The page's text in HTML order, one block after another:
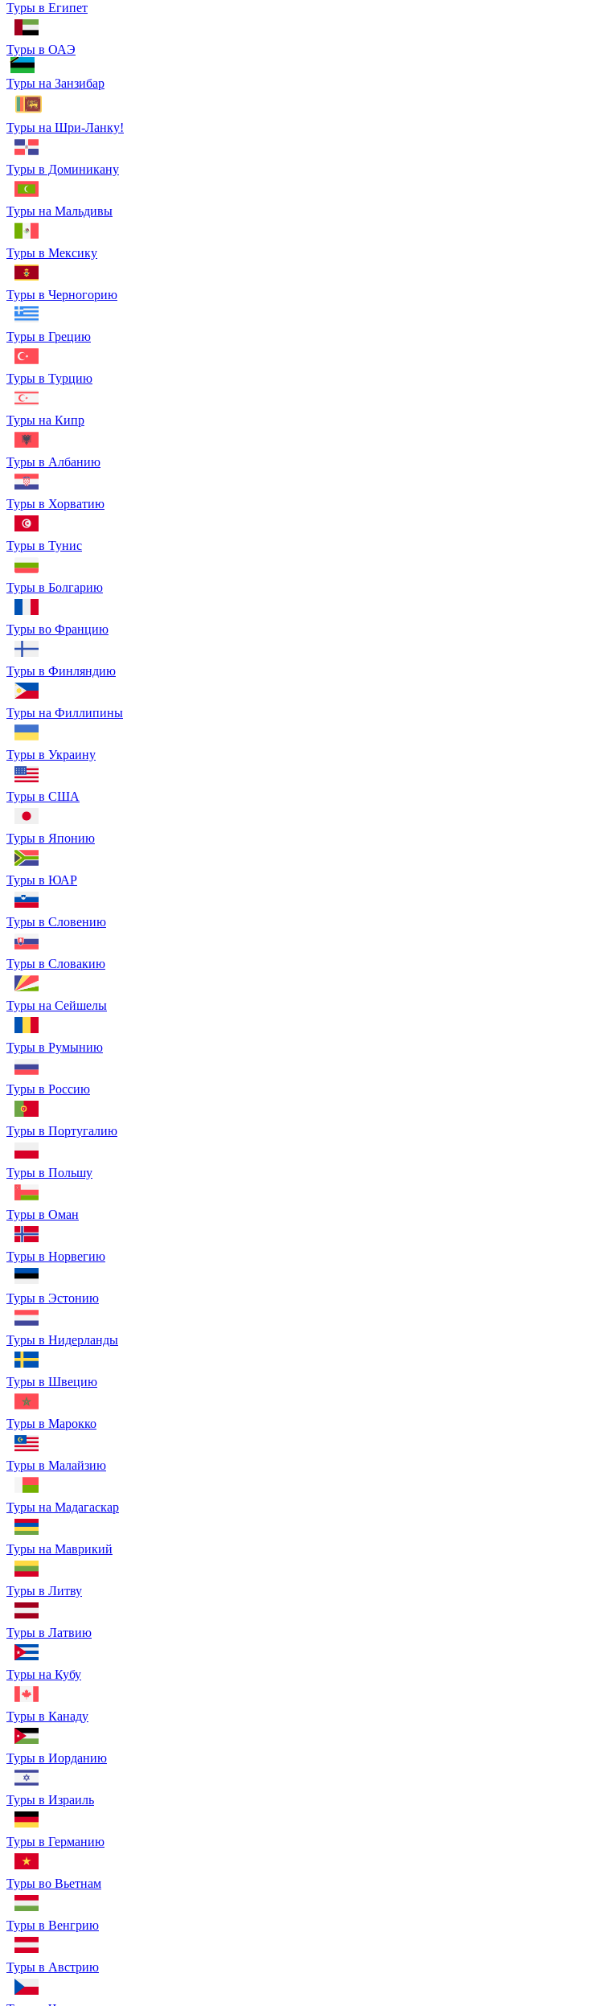
Туры в Египет
Туры в ОАЭ
Туры на Занзибар
Туры на Шри-Ланку!
Туры в Доминикану
Туры на Мальдивы
Туры в Мексику
Туры в Черногорию
Туры в Грецию
Туры в Турцию
Туры на Кипр
Туры в Албанию
Туры в Хорватию
Туры в Тунис
Туры в Болгарию
Туры во Францию
Туры в Финляндию
Туры на Филлипины
Туры в Украину
Туры в США
Туры в Японию
Туры в ЮАР
Туры в Словению
Туры в Словакию
Туры на Сейшелы
Туры в Румынию
Туры в Россию
Туры в Португалию
Туры в Польшу
Туры в Оман
Туры в Норвегию
Туры в Эстонию
Туры в Нидерланды
Туры в Швецию
Туры в Марокко
Туры в Малайзию
Туры на Мадагаскар
Туры на Маврикий
Туры в Литву
Туры в Латвию
Туры на Кубу
Туры в Канаду
Туры в Иорданию
Туры в Израиль
Туры в Германию
Туры во Вьетнам
Туры в Венгрию
Туры в Австрию